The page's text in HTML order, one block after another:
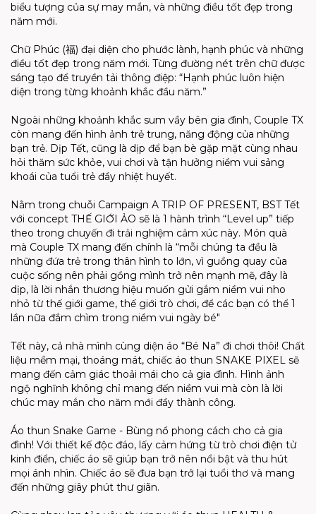
biểu tượng của sự may mắn, và những điều tốt đẹp trong
năm mới.
Chữ Phúc (福) đại diện cho phước lành, hạnh phúc và những
điều tốt đẹp trong năm mới. Từng đường nét trên chữ được
sáng tạo để truyền tải thông điệp: “Hạnh phúc luôn hiện
diện trong từng khoảnh khắc đầu năm.”
Ngoài những khoảnh khắc sum vầy bên gia đình, Couple TX
còn mang đến hình ảnh trẻ trung, năng động của những
bạn trẻ. Dịp Tết, cũng là dịp để bạn bè gặp mặt cùng nhau
hỏi thăm sức khỏe, vui chơi và tận hưởng niềm vui sảng
khoái của tuổi trẻ đầy nhiệt huyết.
Nằm trong chuỗi Campaign A TRIP OF PRESENT, BST Tết
với concept THẾ GIỚI ẢO sẽ là 1 hành trình “Level up” tiếp
theo trong chuyến đi trải nghiệm cảm xúc này. Món quà
mà Couple TX mang đến chính là “mỗi chúng ta đều là
những đứa trẻ trong thân hình to lớn, vì guồng quay của
cuộc sống nên phải gồng mình trở nên mạnh mẽ, đây là
dịp, là lời nhắn thương hiệu muốn gửi gắm niềm vui nho
nhỏ từ thế giới game, thế giới trò chơi, để các bạn có thể 1
lần nữa đắm chìm trong niềm vui ngày bé"
Tết này, cả nhà mình cùng diện áo “Bé Na” đi chơi thôi! Chất
liệu mềm mại, thoáng mát, chiếc áo thun SNAKE PIXEL sẽ
mang đến cảm giác thoải mái cho cả gia đình. Hình ảnh
ngộ nghĩnh không chỉ mang đến niềm vui mà còn là lời
chúc may mắn cho năm mới đầy thành công.
Áo thun Snake Game - Bùng nổ phong cách cho cả gia
đình! Với thiết kế độc đáo, lấy cảm hứng từ trò chơi điện tử
kinh điển, chiếc áo sẽ giúp bạn trở nên nổi bật và thu hút
mọi ánh nhìn. Chiếc áo sẽ đưa bạn trở lại tuổi thơ và mang
đến những giây phút thư giãn.